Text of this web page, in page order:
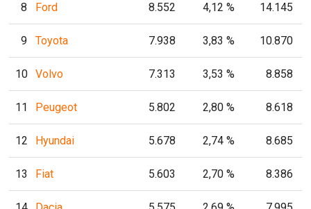
8 Ford 8.552 4,12 % 14.145
9 Toyota 7.938 3,83 % 10.870
10 Volvo 7.313 3,53 % 8.858
11 Peugeot 5.802 2,80 % 8.618
12 Hyundai 5.678 2,74 % 8.685
13 Fiat 5.603 2,70 % 8.386